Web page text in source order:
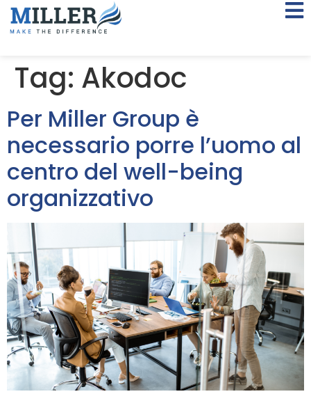
Tag: Akodoc
Per Miller Group è
necessario porre l’uomo al
centro del well-being
organizzativo